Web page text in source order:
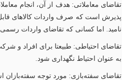
تقاضای معاملاتی: هدف از آن، انجام
پذیرش است که صرف واردات کالاهای
نامید. اما کسانی که تقاضای واردات
تقاضای احتیاطی:‌ طبیعتا برای افراد و
به عنوان احتیاط نگهداری شود.
تقاضای سفته‌بازی: مورد توجه سفته‌بازان